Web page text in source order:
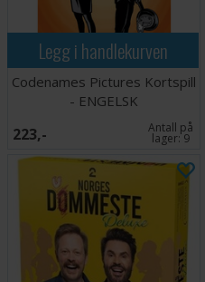
Legg i handlekurven
Codenames Pictures Kortspill
- ENGELSK
223,- Antall på
lager:9